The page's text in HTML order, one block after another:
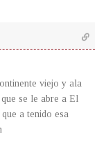
viejo y ala
se le abre a El
a tenido esa